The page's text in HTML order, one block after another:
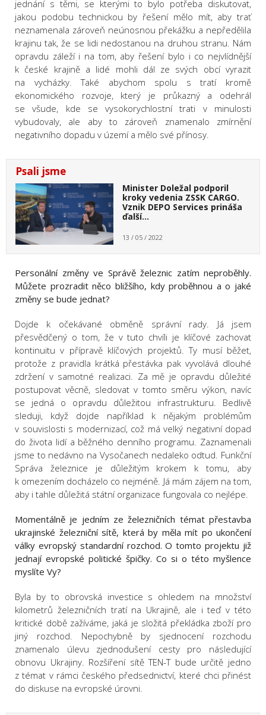
jednání s těmi, se kterými to bylo potřeba diskutovat,
jakou podobu technickou by řešení mělo mít, aby trať
neznamenala zároveň neúnosnou překážku a nepředělila
krajinu tak, že se lidi nedostanou na druhou stranu. Nám
opravdu záleží i na tom, aby řešení bylo i co nejvlídnější
k české krajině a lidé mohli dál ze svých obcí vyrazit
na vycházky. Také abychom spolu s tratí kromě
ekonomického rozvoje, který je průkazný a odehrál
se všude, kde se vysokorychlostní trati v minulosti
vybudovaly, ale aby to zároveň znamenalo zmírnění
negativního dopadu v území a mělo své přínosy.
Psali jsme
Minister Doležal podporil
kroky vedenia ZSSK CARGO.
Vznik DEPO Services prináša
ďalší…
13 / 05 / 2022
Personální změny ve Správě železnic zatím neproběhly.
Můžete prozradit něco bližšího, kdy proběhnou a o jaké
změny se bude jednat?
Dojde k očekávané obměně správní rady. Já jsem
přesvědčený o tom, že v tuto chvíli je klíčové zachovat
kontinuitu v přípravě klíčových projektů. Ty musí běžet,
protože z pravidla krátká přestávka pak vyvolává dlouhé
zdržení v samotné realizaci. Za mě je opravdu důležité
postupovat věcně, sledovat v tomto směru výkon, navíc
se jedná o opravdu důležitou infrastrukturu. Bedlivě
sleduji, když dojde například k nějakým problémům
v souvislosti s modernizací, což má velký negativní dopad
do života lidí a běžného denního programu. Zaznamenali
jsme to nedávno na Vysočanech nedaleko odtud. Funkční
Správa železnice je důležitým krokem k tomu, aby
k omezením docházelo co nejméně. Já mám zájem na tom,
aby i tahle důležitá státní organizace fungovala co nejlépe.
Momentálně je jedním ze železničních témat přestavba
ukrajinské železniční sítě, která by měla mít po ukončení
války evropský standardní rozchod. O tomto projektu již
jednají evropské politické špičky. Co si o této myšlence
myslíte Vy?
Byla by to obrovská investice s ohledem na množství
kilometrů železničních tratí na Ukrajině, ale i teď v této
kritické době zažíváme, jaká je složitá překládka zboží pro
jiný rozchod. Nepochybně by sjednocení rozchodu
znamenalo úlevu zjednodušení cesty pro následující
obnovu Ukrajiny. Rozšíření sítě TEN-T bude určitě jedno
z témat v rámci českého předsednictví, které chci přinést
do diskuse na evropské úrovni.